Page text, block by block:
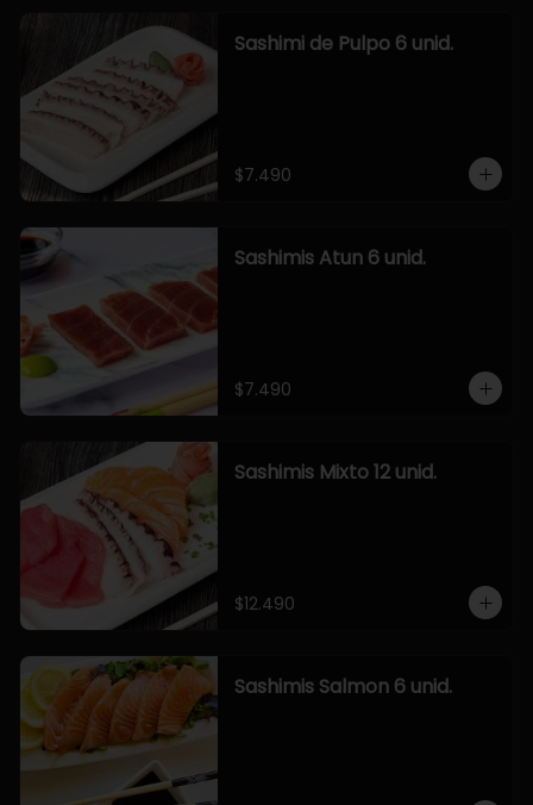
Sashimi de Pulpo 6 unid.
$7.490
Sashimis Atun 6 unid.
$7.490
Sashimis Mixto 12 unid.
$12.490
Sashimis Salmon 6 unid.